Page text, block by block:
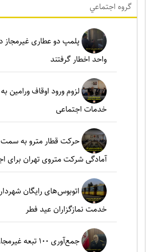
گروه اجتماعي
واحد اخطار گرفتند
لزوم ورود اوقاف ورامین
خدمات اجتماعی
حرکت قطار مترو به سمت
آمادگی شرکت متروی تهران برای
اتوبوس‌های رایگان
خدمت نمازگزاران عید فطر
جمع‌آوری ۱۰۰